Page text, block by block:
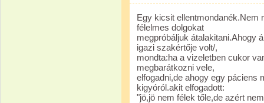
Egy kicsit ellentmondanék.Nem
félelmes dolgokat
megpróbáljuk átalakitani.Ahogy
igazi szakértője volt/,
mondta:ha a vizeletben cukor
megbarátkozni vele,
elfogadni,de ahogy egy páciens
kigyóról.akit elfogadott:
"jö,jö nem félek tőle,de azért